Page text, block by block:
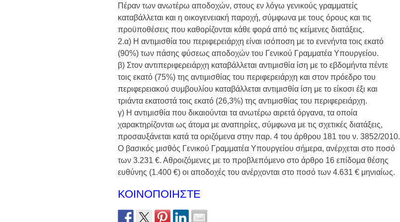
Πέραν των ανωτέρω αποδοχών, στους εν λόγω γενικούς γραμματείς
καταβάλλεται και η οικογενειακή παροχή, σύμφωνα με τους όρους και τις
προϋποθέσεις που καθορίζονται κάθε φορά από τις κείμενες διατάξεις.
2.α) Η αντιμισθία του περιφερειάρχη είναι ισόποση με το ενενήντα τοις εκατό
(90%) των πάσης φύσεως αποδοχών του Γενικού Γραμματέα Υπουργείου.
β) Στον αντιπεριφερειάρχη καταβάλλεται αντιμισθία ίση με το εβδομήντα πέντε
τοις εκατό (75%) της αντιμισθίας του περιφερειάρχη και στον πρόεδρο του
περιφερειακού συμβουλίου καταβάλλεται αντιμισθία ίση με το είκοσι έξι και
τριάντα εκατοστά τοις εκατό (26,3%) της αντιμισθίας του περιφερειάρχη.
γ) Η αντιμισθία που δικαιούνται τα ανωτέρω αιρετά όργανα, τα οποία
χαρακτηρίζονται ως άτομα με αναπηρίες, σύμφωνα με τις σχετικές διατάξεις,
προσαυξάνεται κατά τα οριζόμενα στην παρ. 4 του άρθρου 181 του ν. 3852/2010.
Ο βασικός μισθός Γενικού Γραμματέα Υπουργείου σήμερα, ανέρχεται στο ποσό
των 3.231 €. Αθροιζόμενες με το προβλεπόμενο στο άρθρο 16 επίδομα θέσης
ευθύνης (1.400 €) οι αποδοχές του ανέρχονται στο ποσό των 4.631 € μηνιαίως.
ΚΟΙΝΟΠΟΙΗΣΤΕ